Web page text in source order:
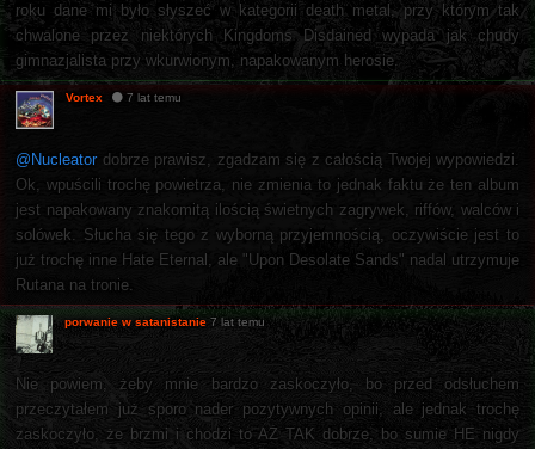
roku dane mi było słyszeć w kategorii death metal, przy którym tak
chwalone przez niektórych Kingdoms Disdained wypada jak chudy
gimnazjalista przy wkurwionym, napakowanym herosie.
Vortex 7 lat temu
@Nucleatordobrze prawisz, zgadzam się z całością Twojej wypowiedzi.
Ok, wpuścili trochę powietrza, nie zmienia to jednak faktu że ten album
jest napakowany znakomitą ilością świetnych zagrywek, riffów, walców i
solówek. Słucha się tego z wyborną przyjemnością, oczywiście jest to
już trochę inne Hate Eternal, ale "Upon Desolate Sands" nadal utrzymuje
Rutana na tronie.
porwanie w satanistanie 7 lat temu
Nie powiem, żeby mnie bardzo zaskoczyło, bo przed odsłuchem
przeczytałem już sporo nader pozytywnych opinii, ale jednak trochę
zaskoczyło, że brzmi i chodzi to AŻ TAK dobrze, bo sumie HE nigdy